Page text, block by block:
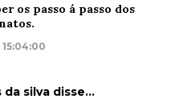
os passo á passo dos
da silva disse…